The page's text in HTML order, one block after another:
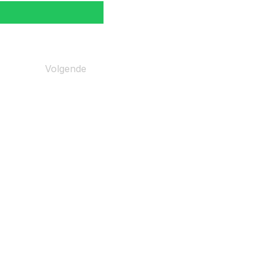
Volgende